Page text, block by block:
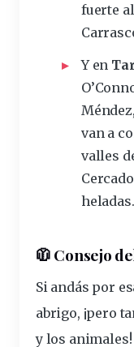
fuerte
Y en
van a
valles
heladas.
🧥 Consejo
Si andás por
abrigo, ¡pero
y los